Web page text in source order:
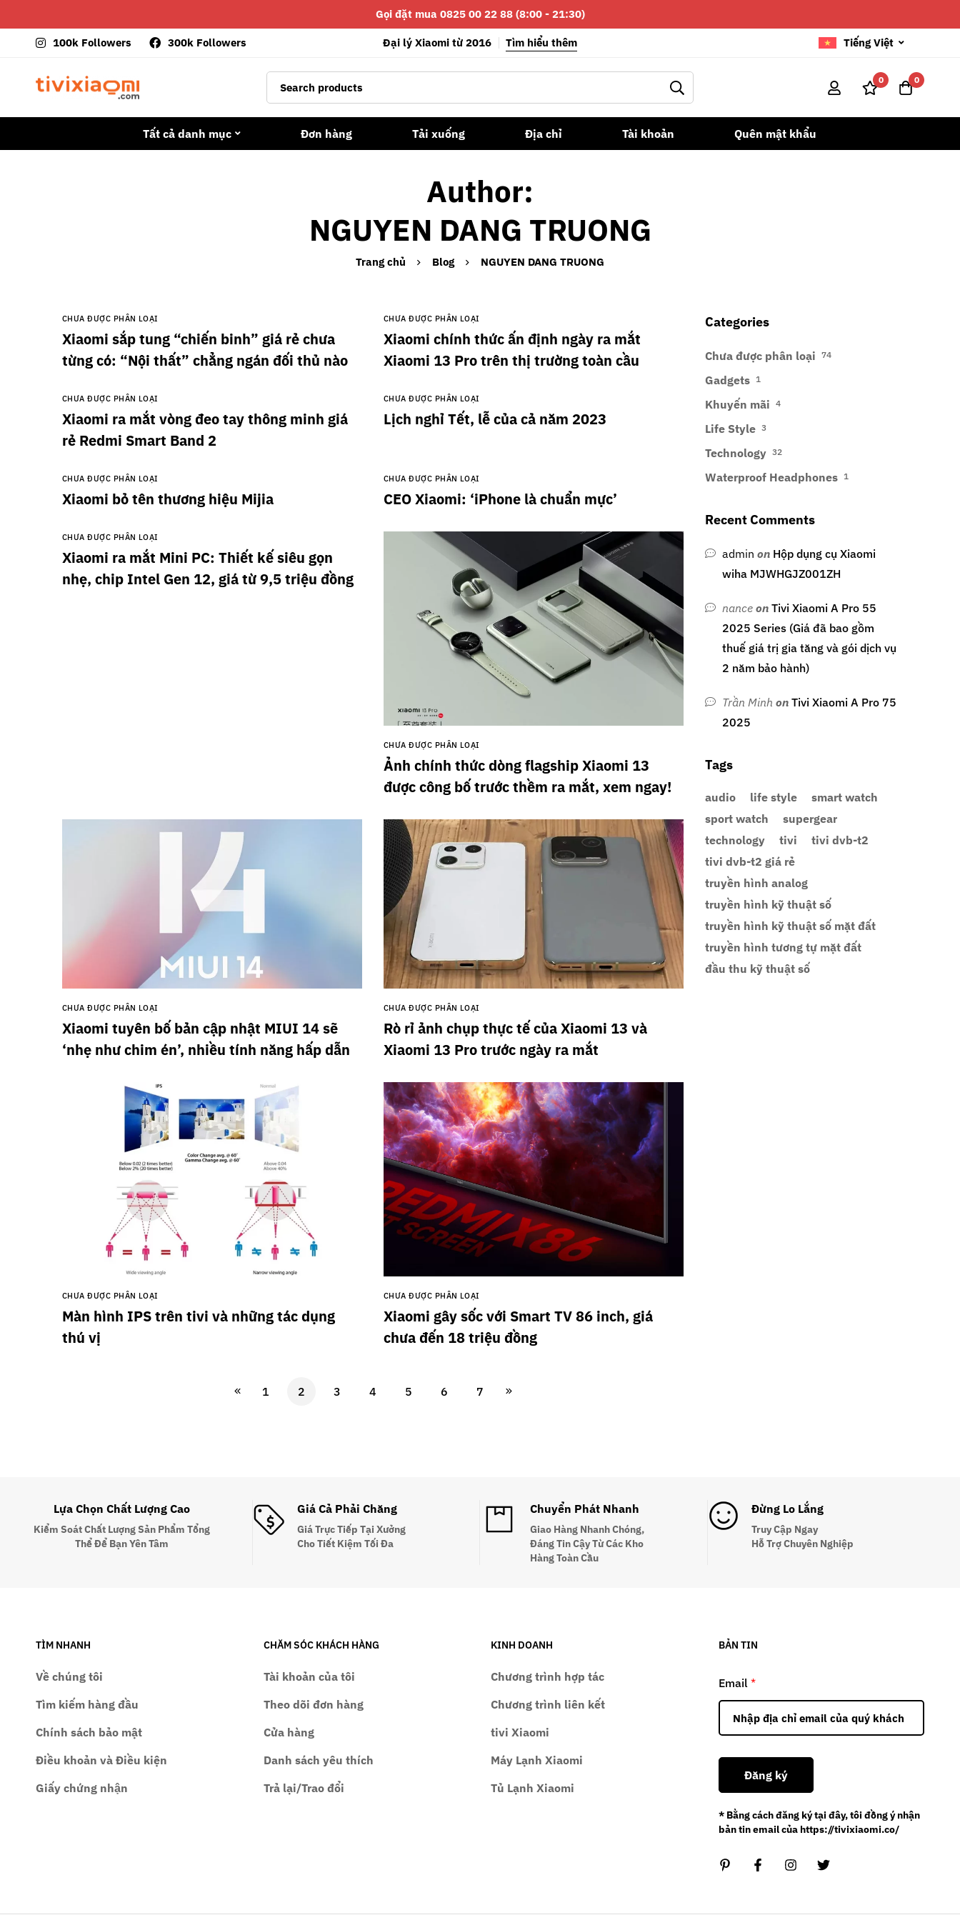
Gọi đặt mua 0825 00 22 88 (8:00 - 21:30)
100k Followers 300k Followers Đại lý Xiaomi từ 2016 Tìm hiểu thêm Tiếng Việt
0 0
Tất cả danh mục Đơn hàng Tải xuống Địa chỉ Tài khoản Quên mật khẩu
Author:
NGUYEN DANG TRUONG
Trang chủ Blog NGUYEN DANG TRUONG
CHƯA ĐƯỢC PHÂN LOẠI
Xiaomi sắp tung “chiến binh” giá rẻ chưa
từng có: “Nội thất” chẳng ngán đối thủ nào
CHƯA ĐƯỢC PHÂN LOẠI
Xiaomi chính thức ấn định ngày ra mắt
Xiaomi 13 Pro trên thị trường toàn cầu
CHƯA ĐƯỢC PHÂN LOẠI
Xiaomi ra mắt vòng đeo tay thông minh giá
rẻ Redmi Smart Band 2
CHƯA ĐƯỢC PHÂN LOẠI
Lịch nghỉ Tết, lễ của cả năm 2023
CHƯA ĐƯỢC PHÂN LOẠI
Xiaomi bỏ tên thương hiệu Mijia
CHƯA ĐƯỢC PHÂN LOẠI
CEO Xiaomi: ‘iPhone là chuẩn mực’
CHƯA ĐƯỢC PHÂN LOẠI
Xiaomi ra mắt Mini PC: Thiết kế siêu gọn
nhẹ, chip Intel Gen 12, giá từ 9,5 triệu đồng
CHƯA ĐƯỢC PHÂN LOẠI
Ảnh chính thức dòng flagship Xiaomi 13
được công bố trước thềm ra mắt, xem ngay!
CHƯA ĐƯỢC PHÂN LOẠI
Xiaomi tuyên bố bản cập nhật MIUI 14 sẽ
‘nhẹ như chim én’, nhiều tính năng hấp dẫn
CHƯA ĐƯỢC PHÂN LOẠI
Rò rỉ ảnh chụp thực tế của Xiaomi 13 và
Xiaomi 13 Pro trước ngày ra mắt
CHƯA ĐƯỢC PHÂN LOẠI
Màn hình IPS trên tivi và những tác dụng
thú vị
CHƯA ĐƯỢC PHÂN LOẠI
Xiaomi gây sốc với Smart TV 86 inch, giá
chưa đến 18 triệu đồng￼
1 2 3 4 5 6 7
Categories
Chưa được phân loại 74
Gadgets 1
Khuyến mãi 4
Life Style 3
Technology 32
Waterproof Headphones 1
Recent Comments
admin on Hộp dụng cụ Xiaomi
wiha MJWHGJZ001ZH
nance on Tivi Xiaomi A Pro 55
2025 Series (Giá đã bao gồm
thuế giá trị gia tăng và gói dịch vụ
2 năm bảo hành)
Trần Minh on Tivi Xiaomi A Pro 75
2025
Tags
audio life style
smart watch
sport watch
supergear
technology
tivi
tivi dvb-t2
tivi dvb-t2 giá rẻ
truyền hình analog
truyền hình kỹ thuật số
truyền hình kỹ thuật số mặt đất
truyền hình tương tự mặt đất
đầu thu kỹ thuật số
Lựa Chọn Chất Lượng Cao
Kiểm Soát Chất Lượng Sản Phẩm Tổng
Thể Để Bạn Yên Tâm
Giá Cả Phải Chăng
Giá Trực Tiếp Tại Xưởng
Cho Tiết Kiệm Tối Đa
Chuyển Phát Nhanh
Giao Hàng Nhanh Chóng,
Đáng Tin Cậy Từ Các Kho
Hàng Toàn Cầu
Đừng Lo Lắng
Truy Cập Ngay
Hỗ Trợ Chuyên Nghiệp
TÌM NHANH
Về chúng tôi
Tìm kiếm hàng đầu
Chính sách bảo mật
Điều khoản và Điều kiện
Giấy chứng nhận
CHĂM SÓC KHÁCH HÀNG
Tài khoản của tôi
Theo dõi đơn hàng
Cửa hàng
Danh sách yêu thích
Trả lại/Trao đổi
KINH DOANH
Chương trình hợp tác
Chương trình liên kết
tivi Xiaomi
Máy Lạnh Xiaomi
Tủ Lạnh Xiaomi
BẢN TIN
Email *
Đăng ký
* Bằng cách đăng ký tại đây, tôi đồng ý nhận
bản tin email của https://tivixiaomi.co/